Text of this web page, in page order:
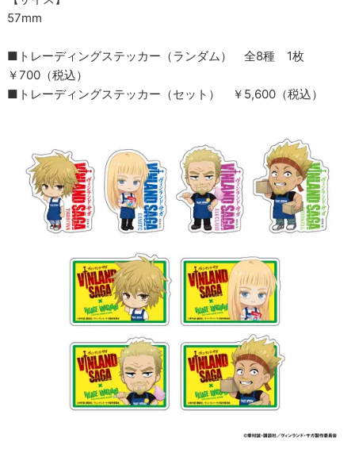
57mm
■トレーディングステッカー（ランダム） 全8種 1枚
￥700（税込）
■トレーディングステッカー（セット） ￥5,600（税込）